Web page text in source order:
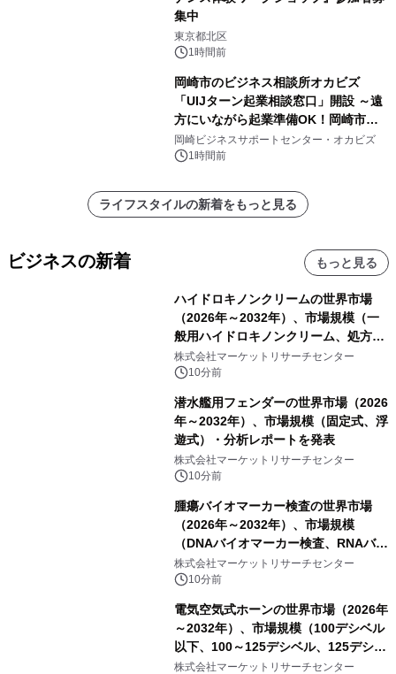
集中
東京都北区
1時間前
岡崎市のビジネス相談所オカビズ
「UIJターン起業相談窓口」開設 ～遠
方にいながら起業準備OK！岡崎市を
挑戦者があつまるまちに～
岡崎ビジネスサポートセンター・オカビズ
1時間前
ライフスタイルの新着をもっと見る
ビジネスの新着 もっと見る
ハイドロキノンクリームの世界市場
（2026年～2032年）、市場規模（一
般用ハイドロキノンクリーム、処方用
ハイドロキノンクリーム）・分析レポ
ートを発表
株式会社マーケットリサーチセンター
10分前
潜水艦用フェンダーの世界市場（2026
年～2032年）、市場規模（固定式、浮
遊式）・分析レポートを発表
株式会社マーケットリサーチセンター
10分前
腫瘍バイオマーカー検査の世界市場
（2026年～2032年）、市場規模
（DNAバイオマーカー検査、RNAバイ
オマーカー検査、タンパク質バイオマ
ーカー検査、細胞ベースのバイオマー
査）・分析レポートを発表
株式会社マーケットリサーチセンター
10分前
電気空気式ホーンの世界市場（2026年
～2032年）、市場規模（100デシベル
以下、100～125デシベル、125デシベ
ル以上）・分析レポートを発表
株式会社マーケットリサーチセンター